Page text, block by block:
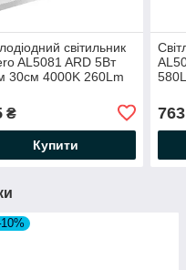
світильник
AL5081 ARD 5Вт
30см 4000K 260Lm
₴
Купити